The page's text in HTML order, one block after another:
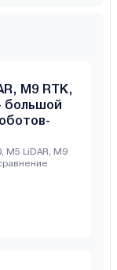
M9 RTK,
большой
M5 LiDAR, M9